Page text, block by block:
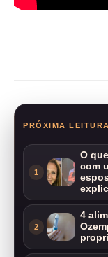
PRÓXIMA
1
O
com
2
4